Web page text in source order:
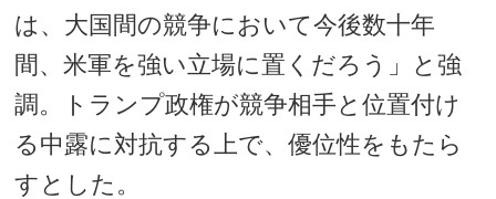
は、大国間の競争において今後数十年
間、米軍を強い立場に置くだろう」と強
調。トランプ政権が競争相手と位置付け
る中露に対抗する上で、優位性をもたら
すとした。